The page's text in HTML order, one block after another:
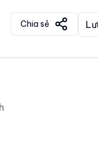
Chia sẻ